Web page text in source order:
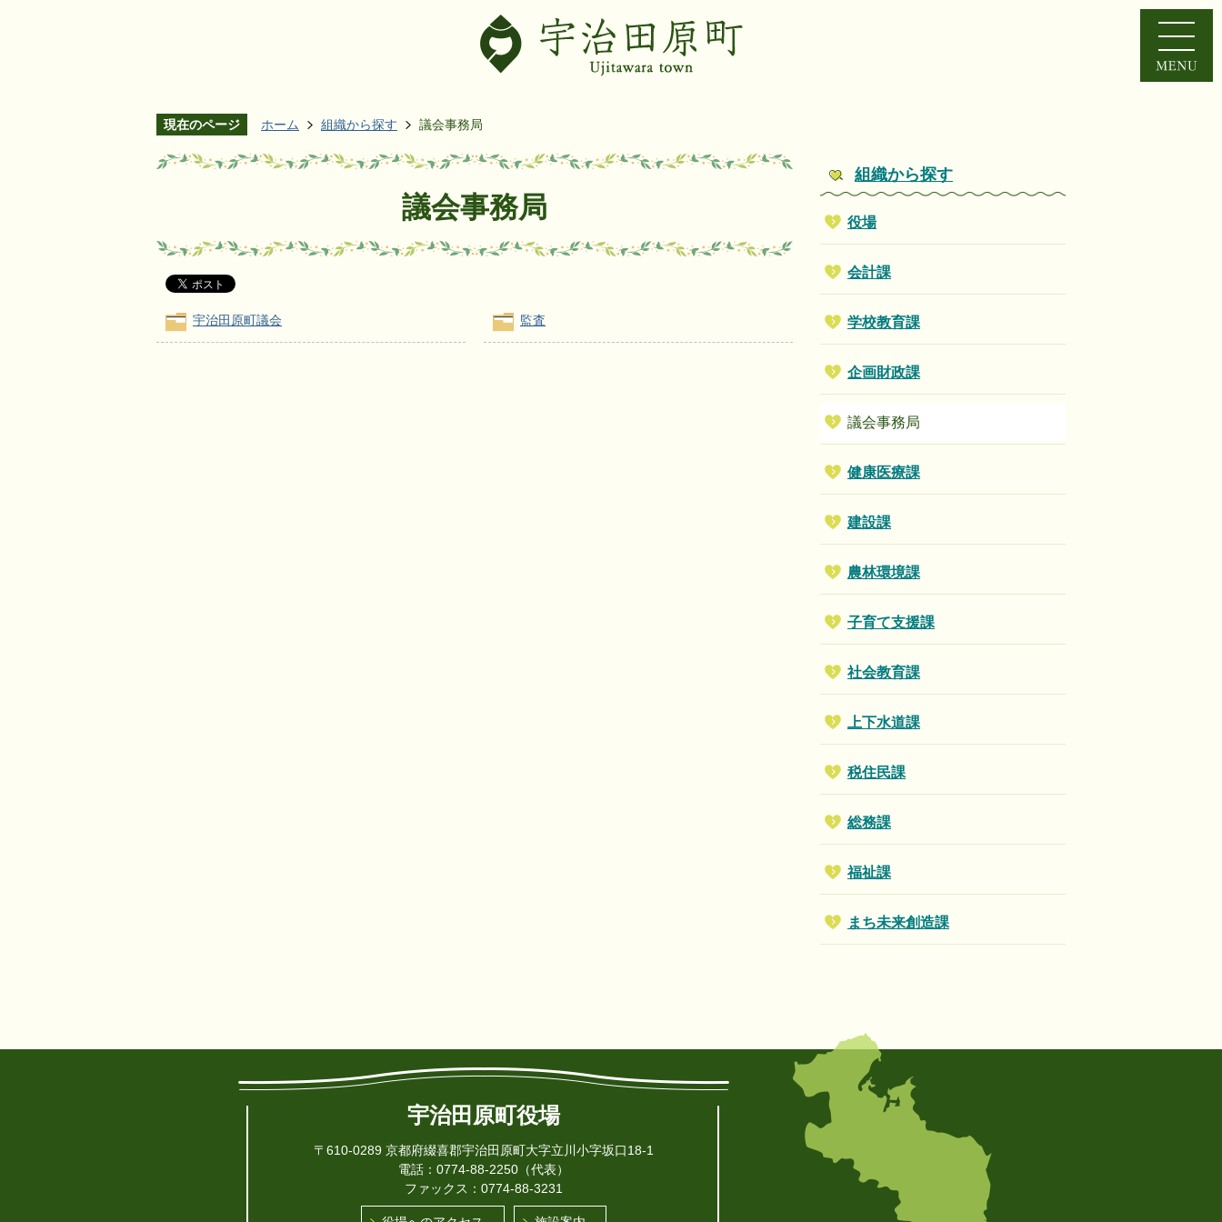
現在のページ ホーム 組織から探す 議会事務局
議会事務局
宇治田原町議会 監査
組織から探す
役場
会計課
学校教育課
企画財政課
議会事務局
健康医療課
建設課
農林環境課
子育て支援課
社会教育課
上下水道課
税住民課
総務課
福祉課
まち未来創造課
宇治田原町役場
〒610-0289 京都府綴喜郡宇治田原町大字立川小字坂口18-1
電話：0774-88-2250（代表）
ファックス：0774-88-3231